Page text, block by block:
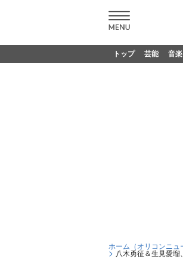
トップ 芸能 音楽
ホーム（オリコンニュ
八木勇征＆生見愛